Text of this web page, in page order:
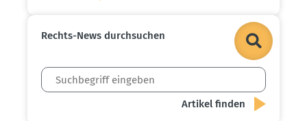
Rechts-News durch­suchen